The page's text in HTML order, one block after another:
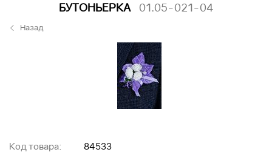
БУТОНЬЕРКА 01.05-021-04
Назад
Код товара:
84533